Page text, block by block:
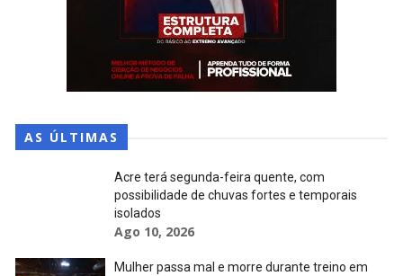
AS ÚLTIMAS
Acre terá segunda-feira quente, com
possibilidade de chuvas fortes e temporais
isolados
Ago 10, 2026
Mulher passa mal e morre durante treino em